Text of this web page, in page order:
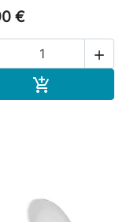
€

